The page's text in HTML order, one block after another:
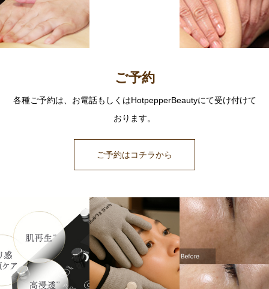
ご予約
各種ご予約は、お電話もしくはHotpepperBeautyにて受け付けて
おります。
ご予約はコチラから